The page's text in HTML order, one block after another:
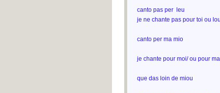
canto pas per leu
je ne chante pas pour toi ou
canto per ma mio
je chante pour moi/ ou pour
que das loin de miou